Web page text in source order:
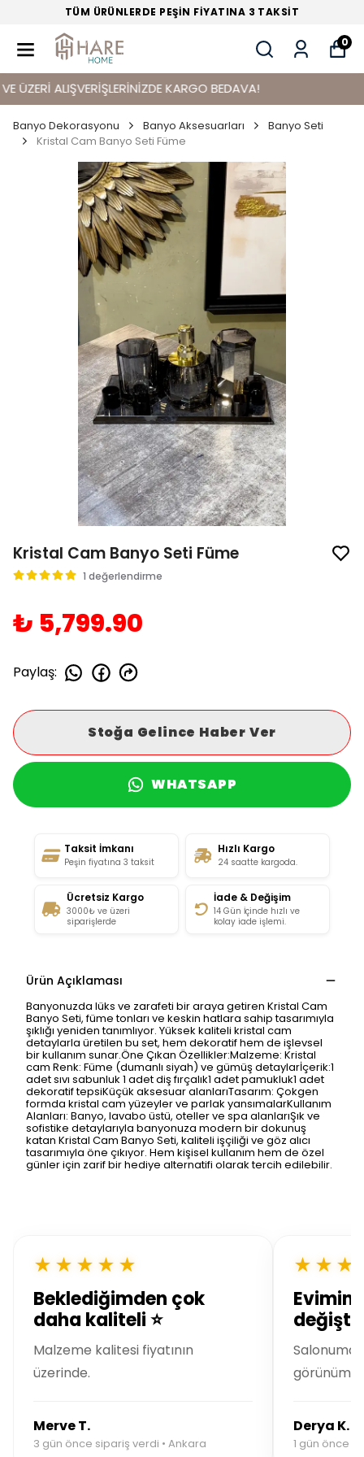
TÜM ÜRÜNLERDE PEŞİN FİYATINA 3 TAKSİT
0
ALIŞVERİŞLERİNİZDE KARGO BEDAVA!
Banyo Dekorasyonu Banyo Aksesuarları
Banyo Seti
Kristal Cam Banyo Seti Füme
Kristal Cam Banyo Seti Füme
1 değerlendirme
₺ 5,799.90
Paylaş:
Stoğa Gelince Haber Ver
WHATSAPP
Taksit İmkanı
Peşin fiyatına 3 taksit
Hızlı Kargo
24 saatte kargoda.
Ücretsiz Kargo
3000₺ ve üzeri
siparişlerde
İade & Değişim
14 Gün İçinde hızlı ve
kolay iade işlemi.
Ürün Açıklaması
Banyonuzda lüks ve zarafeti bir araya getiren Kristal Cam
Banyo Seti, füme tonları ve keskin hatlara sahip tasarımıyla
şıklığı yeniden tanımlıyor. Yüksek kaliteli kristal cam
detaylarla üretilen bu set, hem dekoratif hem de işlevsel
bir kullanım sunar.Öne Çıkan Özellikler:Malzeme: Kristal
cam Renk: Füme (dumanlı siyah) ve gümüş detaylarİçerik:1
adet sıvı sabunluk 1 adet diş fırçalık1 adet pamukluk1 adet
dekoratif tepsiKüçük aksesuar alanlarıTasarım: Çokgen
formda kristal cam yüzeyler ve parlak yansımalarKullanım
Alanları: Banyo, lavabo üstü, oteller ve spa alanlarıŞık ve
sofistike detaylarıyla banyonuza modern bir dokunuş
katan Kristal Cam Banyo Seti, kaliteli işçiliği ve göz alıcı
tasarımıyla öne çıkıyor. Hem kişisel kullanım hem de özel
günler için zarif bir hediye alternatifi olarak tercih edilebilir.
★★★★★
Beklediğimden çok
daha kaliteli ⭐
Malzeme kalitesi fiyatının
üzerinde.
Merve T.
3 gün önce sipariş verdi • Ankara
Evimin
Salonuma
görünüm
Derya K.
1 gün önce